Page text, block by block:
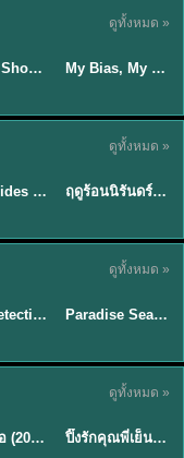
ดูทั้งหมด »
EP.16ดูซีรี่ย์ A Shop for Killers 2 ร้านลับนักฆ่า ซีซัน 2 (2026) ซับไทย-พากย์ไทย
ซับไทย
My Bias, My Boss เมื่อเมนฉันเป็นประธานบริษัท (2026) พากย์ไทย ซับไทย EP.1-12
ดูทั้งหมด »
Silent Tides คลื่นลมลวง (2025) พากย์ไทย ซับไทย EP.1-31 ★8.8
พากย์ไทย
ฤดูร้อนนิรันดร์ (2026) Never-Ending Summer พากย์ไทย EP.1-29
ดูทั้งหมด »
EP.9ดูซีรี่ย์ Detective Hole (2026) พากย์ไทย HD ฟรี อัปเดตล่าสุด Netflix EP.8
พากย์ไทย
Paradise Season 2 (2026) พากย์ไทย EP1-8 ดูซีรี่ย์ฝรั่ง HD ครบทุกตอน
ดูทั้งหมด »
รักได้หรือ (2026) YOUNG Let's Begin Again พากย์ไทย EP.1-19 ★8
พากย์ไทย
ปิ๊งรักคุณพี่เย็นชา (2026) Frozen Valentine EP.1-10 (จบ)